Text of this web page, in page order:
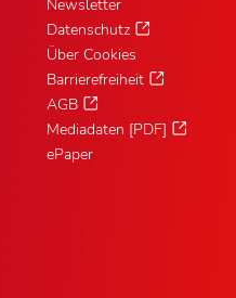
Newsletter
Datenschutz
Über Cookies
Barrierefreiheit
AGB
Mediadaten [PDF]
ePaper